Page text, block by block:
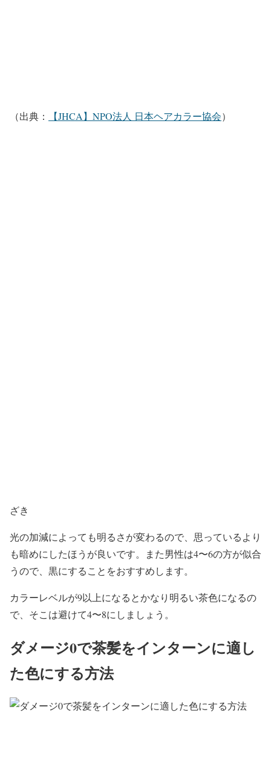
（出典： 【JHCA】NPO法人 日本ヘアカラー協会）
ざき
光の加減によっても明るさが変わるので、思っているより
も暗めにしたほうが良いです。また男性は4〜6の方が似合
うので、黒にすることをおすすめします。
カラーレベルが9以上になるとかなり明るい茶色になるの
で、そこは避けて4〜8にしましょう。
ダメージ0で茶髪をインターンに適し
た色にする方法